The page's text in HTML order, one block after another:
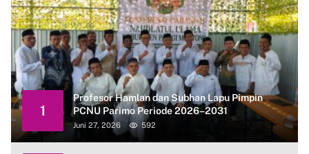
1
Profesor Hamlan dan Subhan Lapu Pimpin
PCNU Parimo Periode 2026–2031
Juni 27, 2026 592